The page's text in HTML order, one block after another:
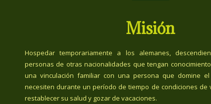
Misión
Hospedar temporariamente a los alemanes,
personas de otras nacionalidades que tengan
una vinculación familiar con una persona que domine
necesiten durante un período de tiempo de condiciones de
restablecer su salud y gozar de vacaciones.